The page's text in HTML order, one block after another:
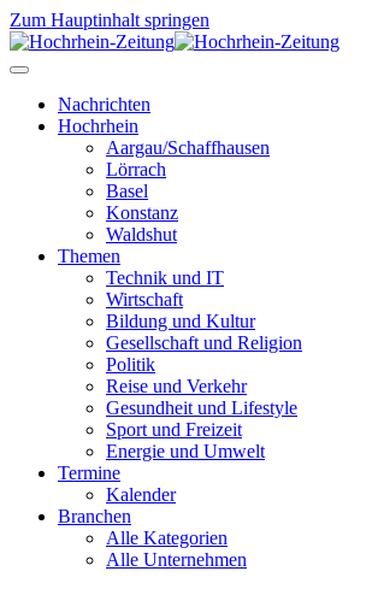
Zum Hauptinhalt springen
Nachrichten
Hochrhein
Aargau/Schaffhausen
Lörrach
Basel
Konstanz
Waldshut
Themen
Technik und IT
Wirtschaft
Bildung und Kultur
Gesellschaft und Religion
Politik
Reise und Verkehr
Gesundheit und Lifestyle
Sport und Freizeit
Energie und Umwelt
Termine
Kalender
Branchen
Alle Kategorien
Alle Unternehmen